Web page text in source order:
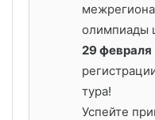
олимпиады
29 февраля
тура!
Успейте